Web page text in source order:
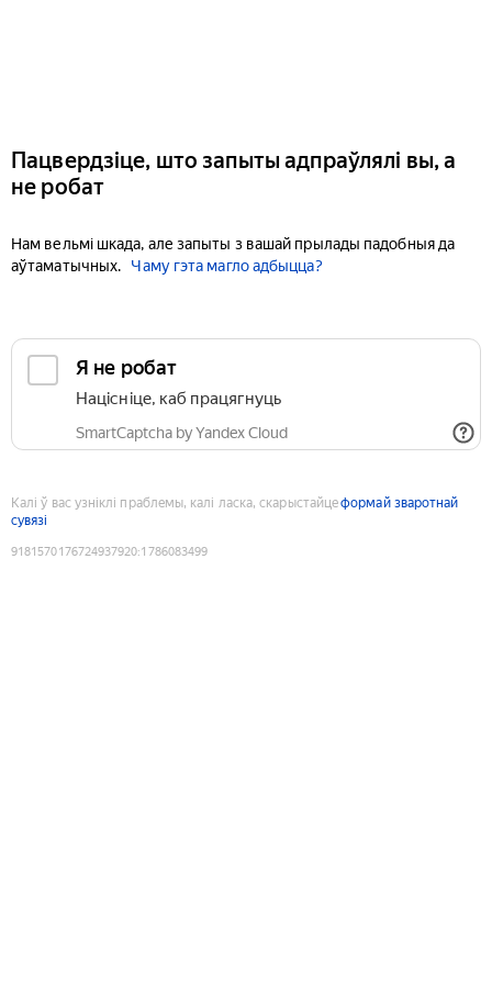
Пацвердзіце, што запыты адпраўлялі вы, а
не робат
Нам вельмі шкада, але запыты з вашай прылады падобныя да
аўтаматычных.
Чаму гэта магло адбыцца?
Я не робат
Націсніце, каб працягнуць
SmartCaptcha by Yandex Cloud
Калі ў вас узніклі праблемы, калі ласка, скарыстайцеформай зваротнай
сувязі
9181570176724937920:1786083499